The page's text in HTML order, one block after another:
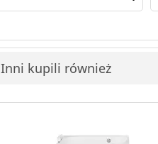
Inni kupili również